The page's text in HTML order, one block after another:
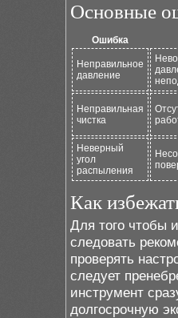
Основные
Ошибка
Неправильное
давление
Неправильная
чистка
Неверный
угол
распыления
Как
Для того чтобы
следовать
проверять
следует
инструмент
долгосрочную